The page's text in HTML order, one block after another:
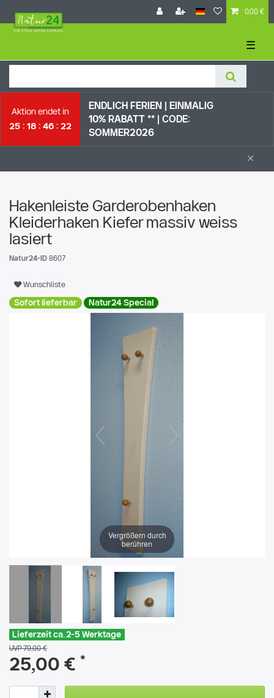
0,00 €
☰
Aktion endet in
25
18 46 22
ENDLICH FERIEN | EI NMALIG
10% RABATT ** | CODE:
SOMMER2026
×
Hakenleiste Garderobenhaken
Kleiderhaken Kiefer massiv weiss
lasiert
Natur24-ID 8607
Wunschliste
Sofort lieferbar Natur24 Special
Vergrößern durch
berühren
Lieferzeit ca. 2-5 Werktage
UVP 79,00 €
25,00 € *